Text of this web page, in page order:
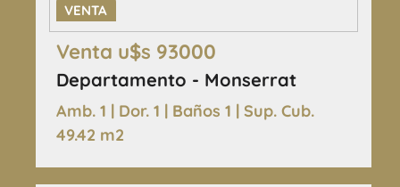
VENTA
Venta u$s 93000
Departamento - Monserrat
Amb. 1 | Dor. 1 | Baños 1 | Sup. Cub.
49.42 m2